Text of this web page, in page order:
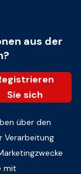
aus der
Sie sich
über den
Verarbeitung
mit